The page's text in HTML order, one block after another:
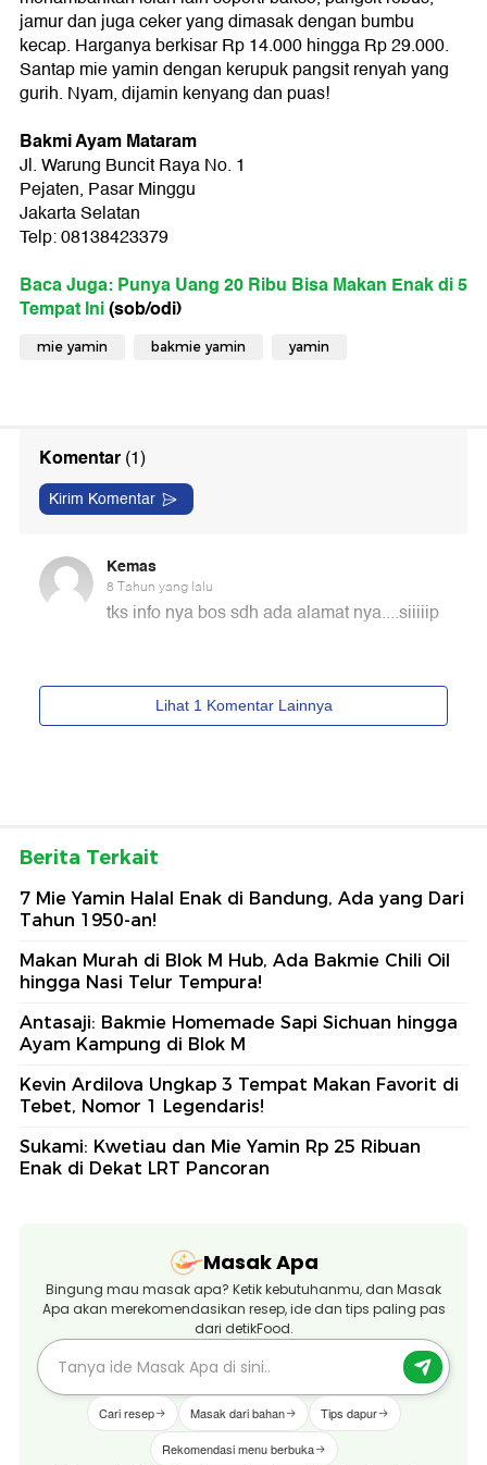
jamur dan juga ceker yang dimasak dengan bumbu
kecap. Harganya berkisar Rp 14.000 hingga Rp 29.000.
Santap mie yamin dengan kerupuk pangsit renyah yang
gurih. Nyam, dijamin kenyang dan puas!
Bakmi Ayam Mataram
Jl. Warung Buncit Raya No. 1
Pejaten, Pasar Minggu
Jakarta Selatan
Telp: 08138423379
Baca Juga: Punya Uang 20 Ribu Bisa Makan Enak di 5
Tempat Ini(sob/odi)
mie yamin bakmie yamin yamin
Berita Terkait
7 Mie Yamin Halal Enak di Bandung, Ada yang Dari
Tahun 1950-an!
Makan Murah di Blok M Hub, Ada Bakmie Chili Oil
hingga Nasi Telur Tempura!
Antasaji: Bakmie Homemade Sapi Sichuan hingga
Ayam Kampung di Blok M
Kevin Ardilova Ungkap 3 Tempat Makan Favorit di
Tebet, Nomor 1 Legendaris!
Sukami: Kwetiau dan Mie Yamin Rp 25 Ribuan
Enak di Dekat LRT Pancoran
Masak Apa
Bingung mau masak apa? Ketik kebutuhanmu, dan Masak
Apa akan merekomendasikan resep, ide dan tips paling pas
dari detikFood.
Cari resep Masak dari bahan Tips dapur
Rekomendasi menu berbuka